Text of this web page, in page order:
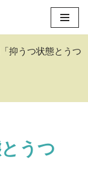
抑うつ状態とうつ
うつ